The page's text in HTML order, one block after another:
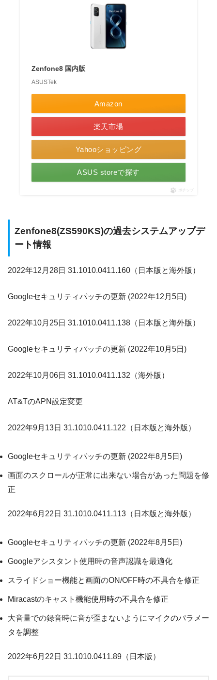
Zenfone8 国内版
ASUSTek
Amazon
楽天市場
Yahooショッピング
ASUS storeで探す
ポチップ
Zenfone8(ZS590KS)の過去システムアップデ
ート情報
2022年12月28日 31.1010.0411.160（日本版と海外版）
Googleセキュリティパッチの更新 (2022年12月5日)
2022年10月25日 31.1010.0411.138（日本版と海外版）
Googleセキュリティパッチの更新 (2022年10月5日)
2022年10月06日 31.1010.0411.132（海外版）
AT&TのAPN設定変更
2022年9月13日 31.1010.0411.122（日本版と海外版）
Googleセキュリティパッチの更新 (2022年8月5日)
画面のスクロールが正常に出来ない場合があった問題を修
正
2022年6月22日 31.1010.0411.113（日本版と海外版）
Googleセキュリティパッチの更新 (2022年8月5日)
Googleアシスタント使用時の音声認識を最適化
スライドショー機能と画面のON/OFF時の不具合を修正
Miracastのキャスト機能使用時の不具合を修正
大音量での録音時に音が歪まないようにマイクのパラメー
タを調整
2022年6月22日 31.1010.0411.89（日本版）